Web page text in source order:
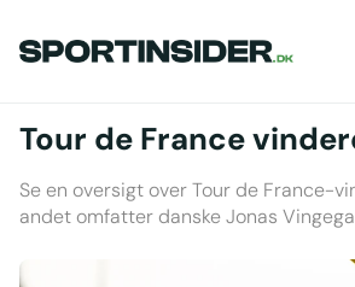
Tour de France
Se en oversigt over Tour de France-
andet omfatter danske Jonas